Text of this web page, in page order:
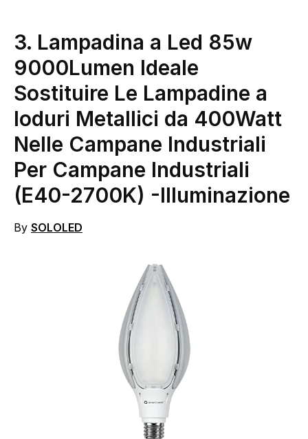
3. Lampadina a Led 85w
9000Lumen Ideale
Sostituire Le Lampadine a
Ioduri Metallici da 400Watt
Nelle Campane Industriali
Per Campane Industriali
(E40-2700K) -Illuminazione
By SOLOLED